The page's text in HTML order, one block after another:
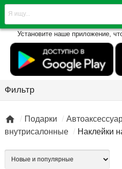
Установите наше приложение,
Фильтр
 Подарки
внутрисалонные
Наклейки